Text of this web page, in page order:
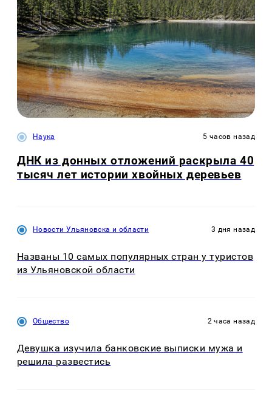
Наука 5 часов назад
ДНК из донных отложений раскрыла 40
тысяч лет истории хвойных деревьев
Новости Ульяновска и области 3 дня назад
Названы 10 самых популярных стран у туристов
из Ульяновской области
Общество 2 часа назад
Девушка изучила банковские выписки мужа и
решила развестись